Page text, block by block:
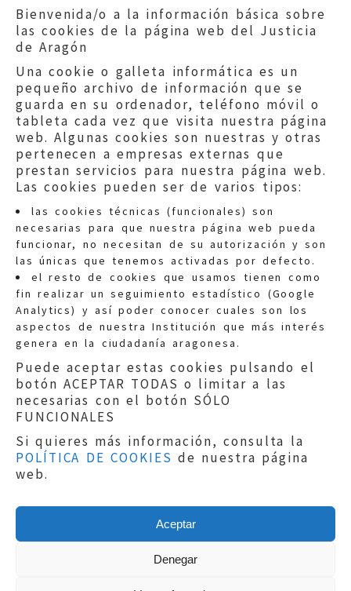
Bienvenida/o a la información básica sobre
las cookies de la página web del Justicia
de Aragón
Una cookie o galleta informática es un
pequeño archivo de información que se
guarda en su ordenador, teléfono móvil o
tableta cada vez que visita nuestra página
web. Algunas cookies son nuestras y otras
pertenecen a empresas externas que
prestan servicios para nuestra página web.
Las cookies pueden ser de varios tipos:
las cookies técnicas (funcionales) son
necesarias para que nuestra página web pueda
funcionar, no necesitan de su autorización y son
las únicas que tenemos activadas por defecto.
el resto de cookies que usamos tienen como
fin realizar un seguimiento estadístico (Google
Analytics) y así poder conocer cuales son los
aspectos de nuestra Institución que más interés
genera en la ciudadanía aragonesa.
Puede aceptar estas cookies pulsando el
botón ACEPTAR TODAS o limitar a las
necesarias con el botón SÓLO
FUNCIONALES
Si quieres más información, consulta la
POLÍTICA DE COOKIES de nuestra página
web.
Aceptar
Denegar
Quejas:quejas@eljusticiadearagon.es
Información general:
informacion@eljusticiadearagon.es
Teléfonos:900 210 210/
Aviso legal|Política de privacidad|
Protección de Datos
Política de cookies
Copyright © 2019El Justicia de Aragón|
Sephor Consulting